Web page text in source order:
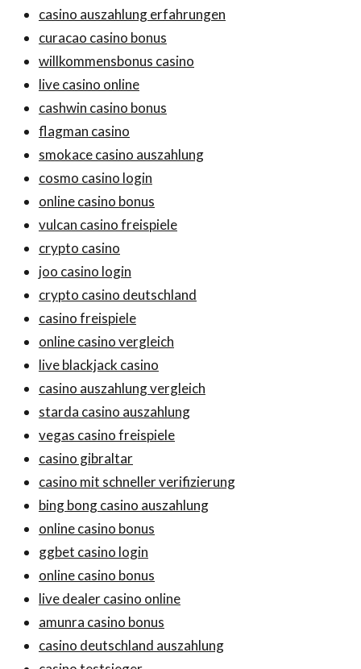
casino auszahlung erfahrungen
curacao casino bonus
willkommensbonus casino
live casino online
cashwin casino bonus
flagman casino
smokace casino auszahlung
cosmo casino login
online casino bonus
vulcan casino freispiele
crypto casino
joo casino login
crypto casino deutschland
casino freispiele
online casino vergleich
live blackjack casino
casino auszahlung vergleich
starda casino auszahlung
vegas casino freispiele
casino gibraltar
casino mit schneller verifizierung
bing bong casino auszahlung
online casino bonus
ggbet casino login
online casino bonus
live dealer casino online
amunra casino bonus
casino deutschland auszahlung